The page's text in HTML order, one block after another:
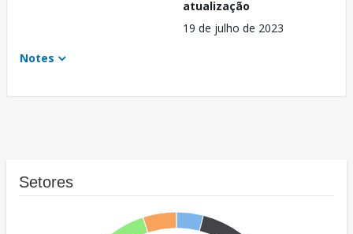
atualização
19 de julho de 2023
Notes
Setores